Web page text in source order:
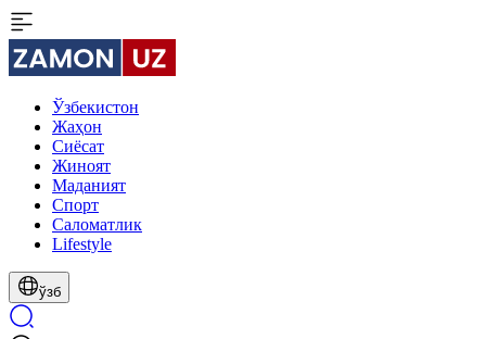
Ўзбекистон
Жаҳон
Сиёсат
Жиноят
Маданият
Спорт
Cаломатлик
Lifestyle
ўзб